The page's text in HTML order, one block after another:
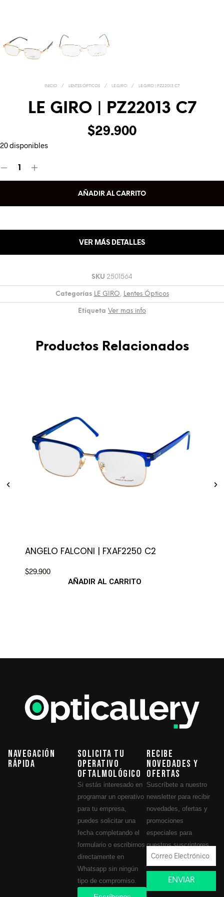
INICIO / LENTES ÓPTICOS / LE GIRO / LE GIRO | PZ22013 C7
LE GIRO | PZ22013 C7
$29.900
20 disponibles
AÑADIR AL CARRITO
VER MÁS DETALLES
SKU 2501564
Categorías LE GIRO, Lentes Ópticos
Etiqueta Ver mas info
Productos Relacionados
ANGELO FALCONI | FXAF2250 C2
$29.900
AÑADIR AL CARRITO
Navegación
Rápida
Solicita tu
operativo
oftalmológico
Si estás interesado en
programar un operativo
para tu empresa,
puedes solicitar una
fecha completando el
formulario o escribirnos
directamente en
Whatsapp sin ningún
tipo de compromiso.
Recibe
novedades y
ofertas
Suscríbete a nuestro
newsletter para recibir
novedades, ofertas y
promociones
especiales para
nuestros suscriptores.
ENVIAR